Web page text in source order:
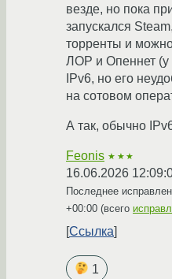
везде, но пока
запускался
торренты и
ЛОР и Опеннет (у
IPv6, но его
на сотовом
А так, обычно
Feonis ★★★
16.06.2026
Последнее
+00:00 (всего
Ссылка
1